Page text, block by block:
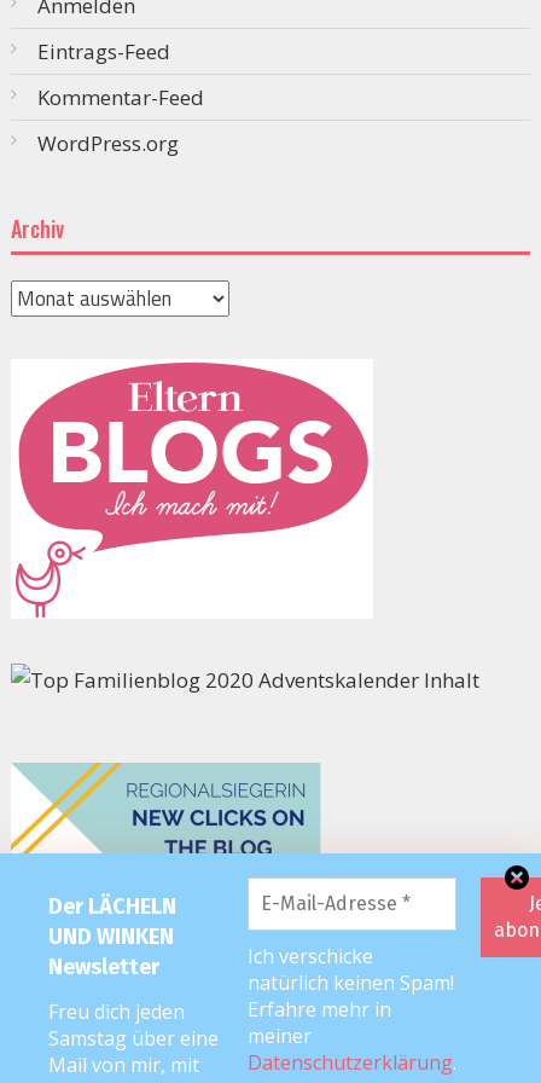
Der LÄCHELN
UND WINKEN
Newsletter
Freu dich jeden
Samstag über eine
Mail von mir, mit
Ich verschicke
natürlich keinen Spam!
Erfahre mehr in
meiner
Datenschutzerklärung.
Anmelden
Eintrags-Feed
Kommentar-Feed
WordPress.org
Archiv
Archiv